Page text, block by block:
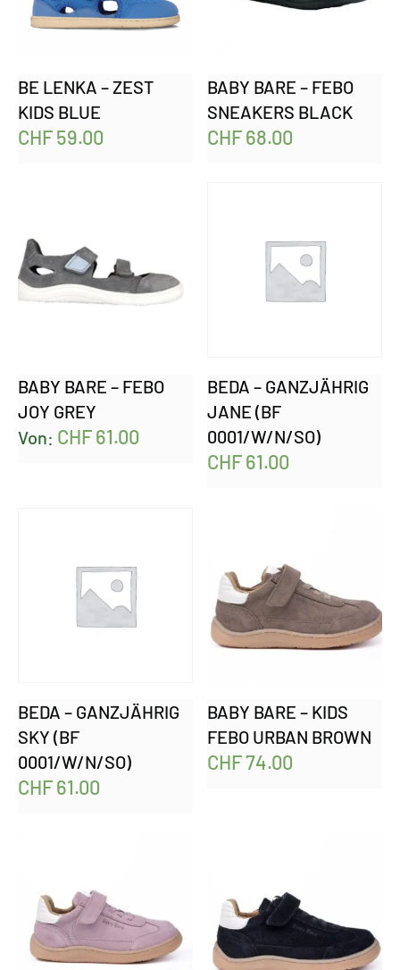
BE LENKA – ZEST
KIDS BLUE
CHF59.00
BABY BARE – FEBO
SNEAKERS BLACK
CHF68.00
BABY BARE – FEBO
JOY GREY
Von: CHF61.00
BEDA – GANZJÄHRIG
JANE (BF
0001/W/N/SO)
CHF61.00
BEDA – GANZJÄHRIG
SKY (BF
0001/W/N/SO)
CHF61.00
BABY BARE – KIDS
FEBO URBAN BROWN
CHF74.00